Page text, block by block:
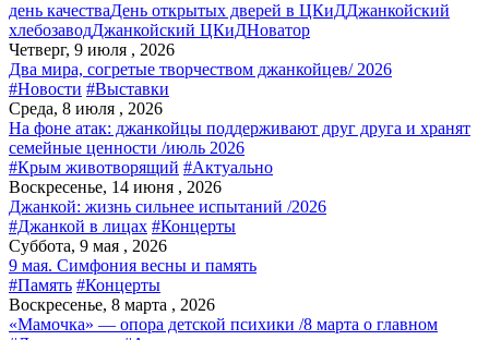
день качестваДень открытых дверей в ЦКиДДжанкойский
хлебозаводДжанкойский ЦКиДНоватор
Четверг, 9 июля , 2026
Два мира, согретые творчеством джанкойцев/ 2026
#Новости #Выставки
Среда, 8 июля , 2026
На фоне атак: джанкойцы поддерживают друг друга и хранят
семейные ценности /июль 2026
#Крым животворящий #Актуально
Воскресенье, 14 июня , 2026
Джанкой: жизнь сильнее испытаний /2026
#Джанкой в лицах #Концерты
Суббота, 9 мая , 2026
9 мая. Симфония весны и память
#Память #Концерты
Воскресенье, 8 марта , 2026
«Мамочка» — опора детской психики /8 марта о главном